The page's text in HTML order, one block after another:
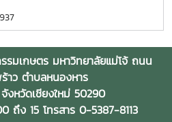
ร์ ได้นำเสนอผลงานวิจัยเด่น
ปฏิบัติการและหน่วยวิจัยต่าง ๆ
งค์ความรู้และสร้างเครือข่ายความ
าคตFaculty of Engineering and
Welcomes Professor
เมือง” ประจำปี 2569ในการนี้
ตราจารย์ ดร.ธีระพล เสนพันธุ์ เป็น
งความพร้อมเพรียงและความเป็น
ฯกิจกรรมดังกล่าวจัดขึ้นเพื่อ
งชาวล้านนา และเปิดโอกาสให้
รมเกษตร มหาวิทยาลัยแม่โจ้ ถนน
าว ตำบลหนองหาร
งหวัดเชียงใหม่ 50290
ถึง 15 โทรสาร 0-5387-8113